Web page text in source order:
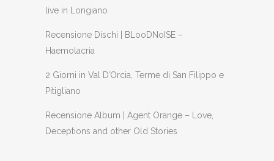
live in Longiano
Recensione Dischi | BLooDNoISE –
Haemolacria
2 Giorni in Val D’Orcia, Terme di San Filippo e
Pitigliano
Recensione Album | Agent Orange – Love,
Deceptions and other Old Stories